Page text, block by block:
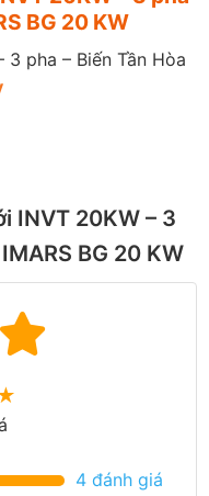
BG 20 KW
pha – Biến Tần Hòa
INVT 20KW – 3
BG 20 KW
4 đánh giá